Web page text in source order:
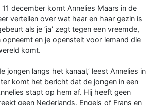
december komt Annelies Maars in de
vertellen over wat haar en haar gezin is
als je ‘ja’ zegt tegen een vreemde,
opneemt en je openstelt voor iemand die
komt.
jongen langs het kanaal,’ leest Annelies in
komt het bericht dat de jongen in een
stapt op hem af. Hij heeft geen
geen Nederlands, Engels of Frans en